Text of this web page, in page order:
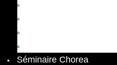
Séminaire Chorea